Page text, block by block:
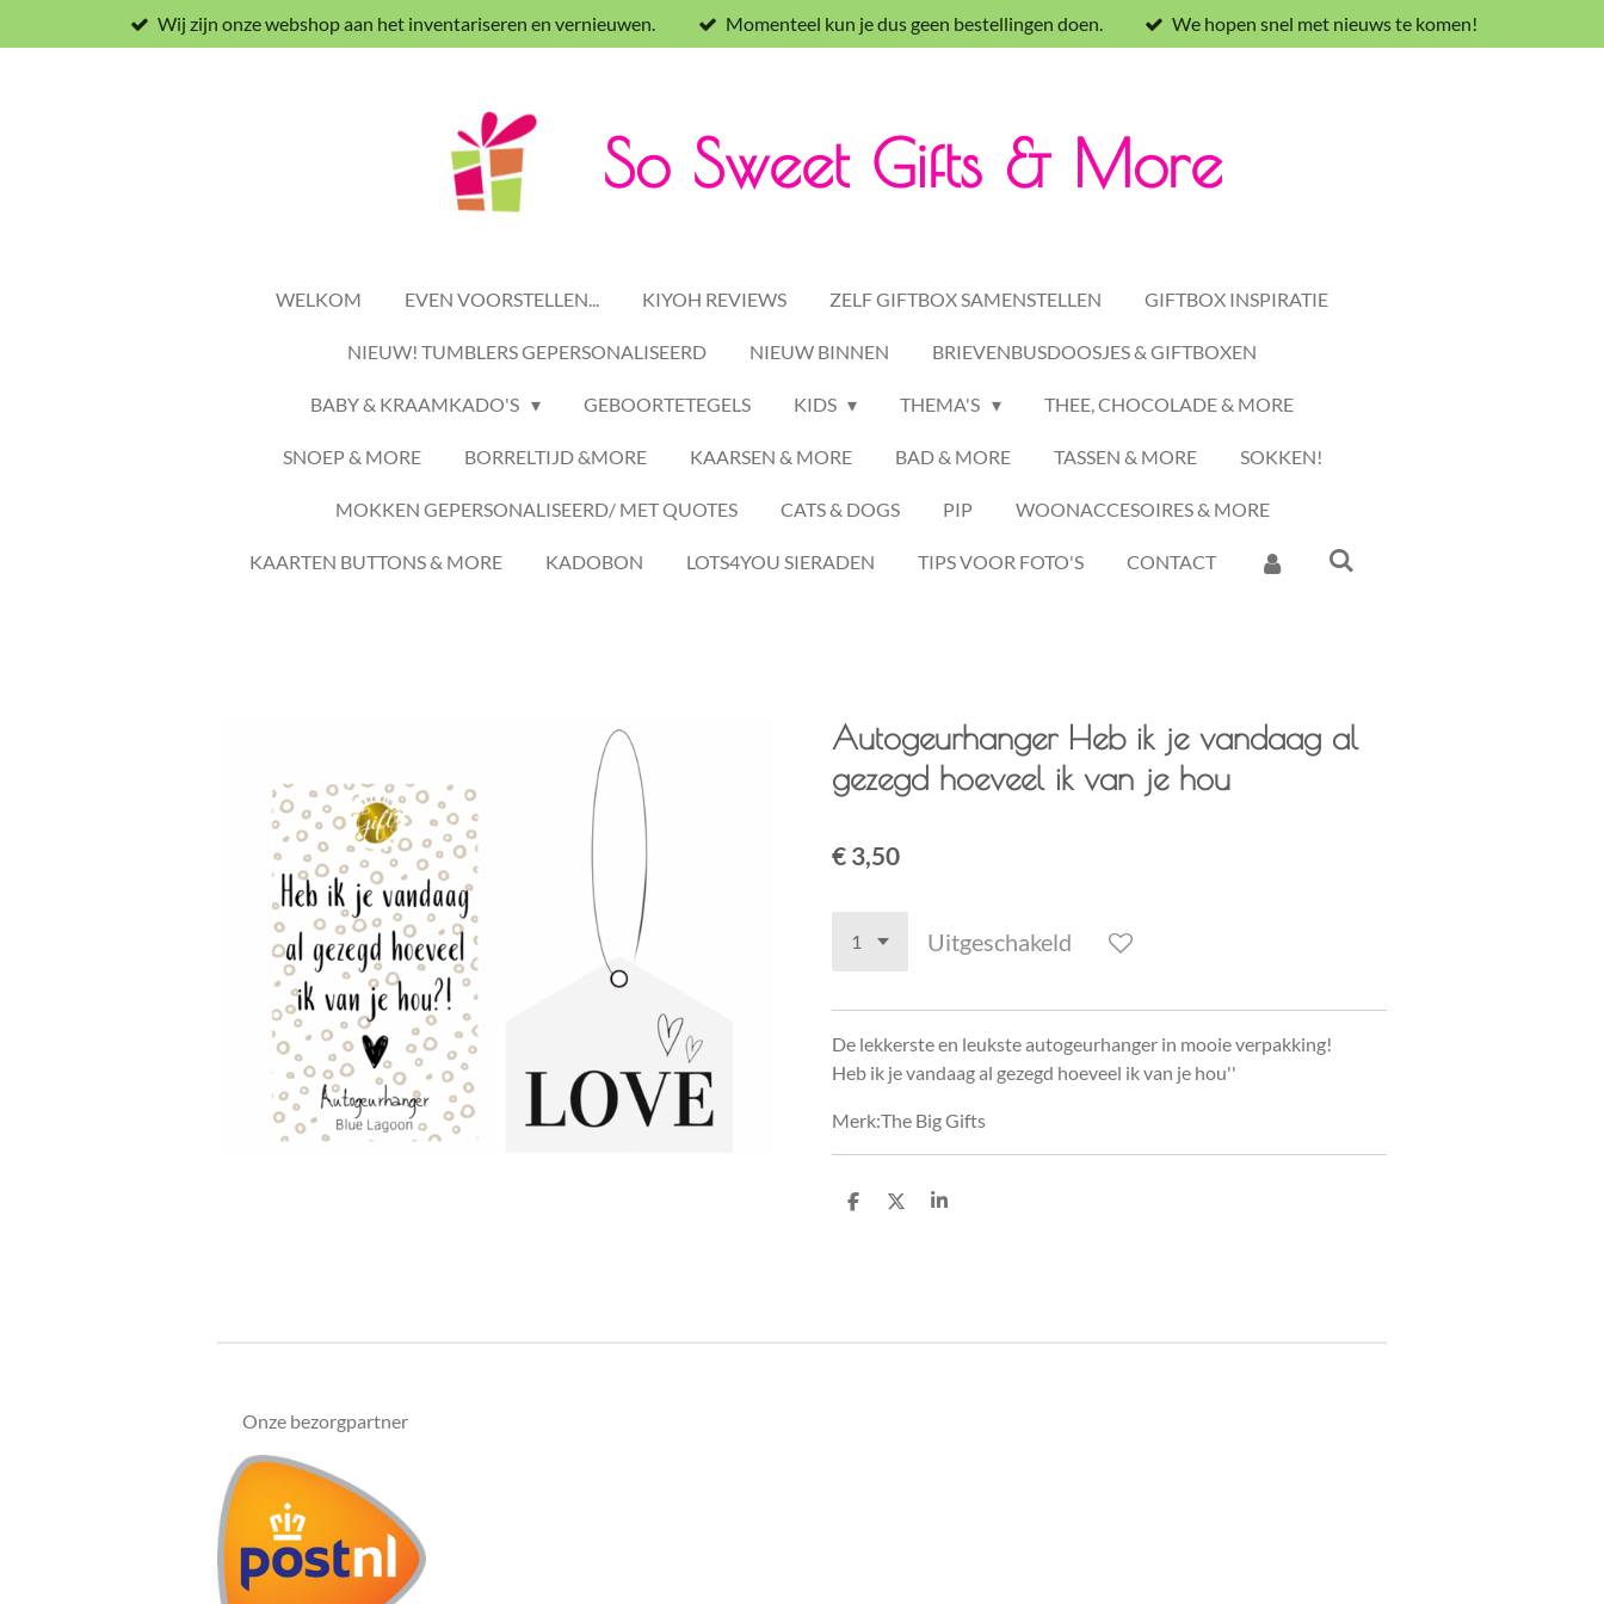
direct
Wij zijn onze webshop aan het inventariseren en vernieuwen. Momenteel kun je dus geen bestellingen doen. We hopen snel met nieuws te komen!
So Sweet Gifts & More
WELKOM EVEN VOORSTELLEN... KIYOH REVIEWS ZELF GIFTBOX SAMENSTELLEN GIFTBOX INSPIRATIE
NIEUW! TUMBLERS GEPERSONALISEERD NIEUW BINNEN BRIEVENBUSDOOSJES & GIFTBOXEN
BABY & KRAAMKADO'S GEBOORTETEGELS KIDS THEMA'S THEE, CHOCOLADE & MORE
SNOEP & MORE BORRELTIJD &MORE KAARSEN & MORE BAD & MORE TASSEN & MORE SOKKEN!
MOKKEN GEPERSONALISEERD/ MET QUOTES CATS & DOGS PIP WOONACCESOIRES & MORE
KAARTEN BUTTONS & MORE KADOBON LOTS4YOU SIERADEN TIPS VOOR FOTO'S CONTACT
Autogeurhanger Heb ik je vandaag al
gezegd hoeveel ik van je hou
€ 3,50
Uitgeschakeld
De lekkerste en leukste autogeurhanger in mooie verpakking!
Heb ik je vandaag al gezegd hoeveel ik van je hou''
Merk:The Big Gifts
D
D
S
Onze bezorgpartner